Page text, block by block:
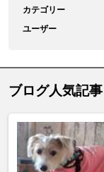
カテゴリー
ユーザー
ブログ人気記事